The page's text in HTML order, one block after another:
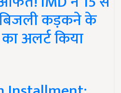
कड़कने के
अलर्ट किया